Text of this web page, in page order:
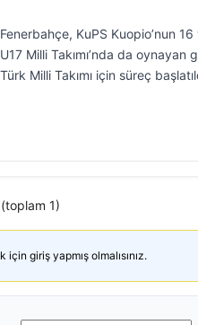
Fenerbahçe, KuPS Kuopio’nun
U17 Milli Takımı’nda da
Türk Milli Takımı için süreç
1)
giriş yapmış olmalısınız.